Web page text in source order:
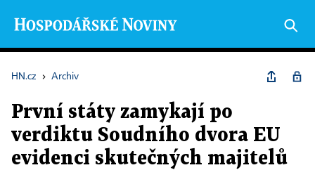
HN.cz › Archiv
První státy zamykají po
verdiktu Soudního dvora EU
evidenci skutečných majitelů